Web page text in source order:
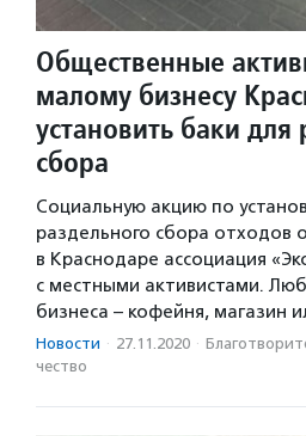
Общественные
малому бизнесу
установить баки для
сбора
Социальную акцию по
раздельного сбора отходов
в Краснодаре ассоциация
с местными активистами.
бизнеса – кофейня, магазин
Новости · 27.11.2020 ·
чест­во